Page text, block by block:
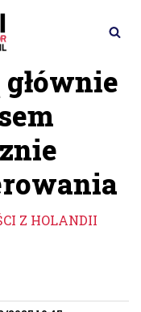
Z HOLANDII